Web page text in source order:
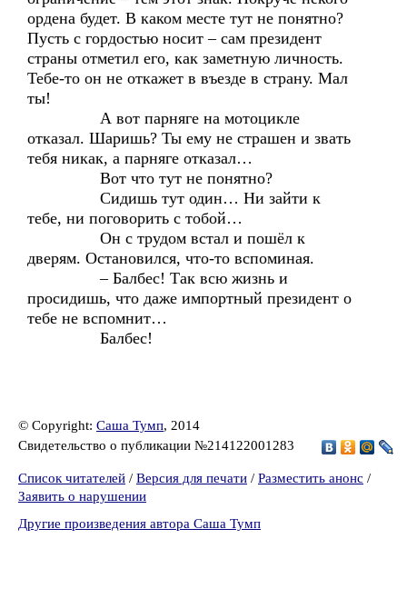
ордена будет. В каком месте тут не понятно?
Пусть с гордостью носит – сам президент
страны отметил его, как заметную личность.
Тебе-то он не откажет в въезде в страну. Мал
ты!
А вот парняге на мотоцикле
отказал. Шаришь? Ты ему не страшен и звать
тебя никак, а парняге отказал…
Вот что тут не понятно?
Сидишь тут один… Ни зайти к
тебе, ни поговорить с тобой…
Он с трудом встал и пошёл к
дверям. Остановился, что-то вспоминая.
– Балбес! Так всю жизнь и
просидишь, что даже импортный президент о
тебе не вспомнит…
Балбес!
© Copyright: Саша Тумп, 2014
Свидетельство о публикации №214122001283
Список читателей / Версия для печати / Разместить анонс /
Заявить о нарушении
Другие произведения автора Саша Тумп